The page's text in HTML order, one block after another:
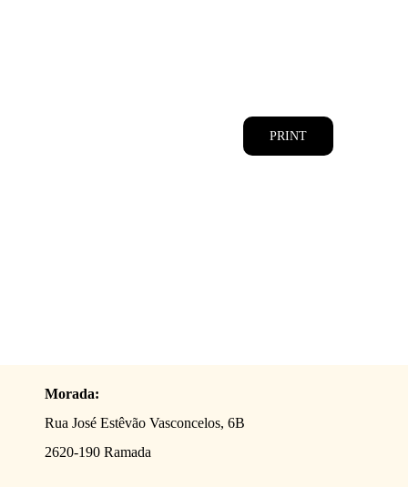
PRINT
Morada:
Rua José Estêvão Vasconcelos, 6B
2620-190 Ramada